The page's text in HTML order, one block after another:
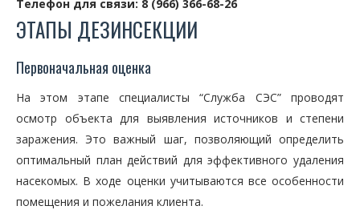
Телефон для связи: 8 (966) 366-68-26
ЭТАПЫ ДЕЗИНСЕКЦИИ
Первоначальная оценка
На этом этапе специалисты “Служба СЭС” проводят
осмотр объекта для выявления источников и степени
заражения. Это важный шаг, позволяющий определить
оптимальный план действий для эффективного удаления
насекомых. В ходе оценки учитываются все особенности
помещения и пожелания клиента.